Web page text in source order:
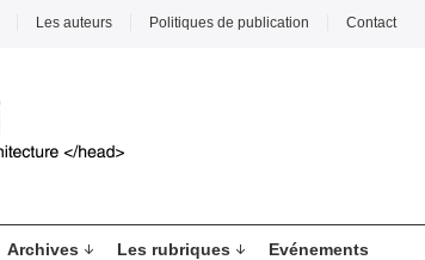
Les auteurs Politiques de publication Contact
Archives Les rubriques Evénements